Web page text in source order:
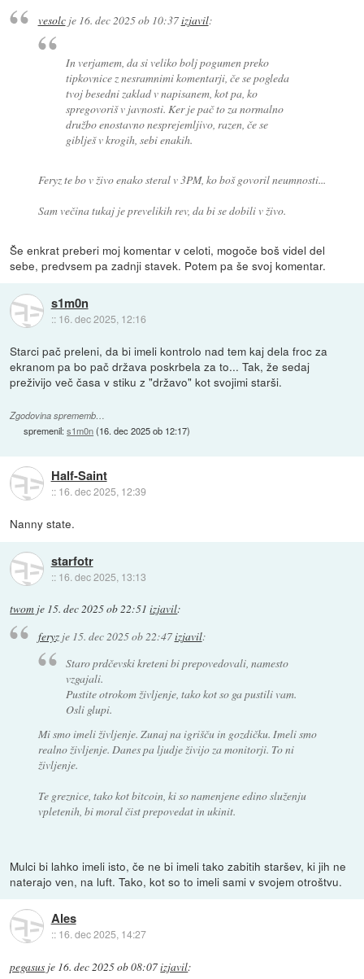
vesolcje 16. dec 2025 ob 10:37izjavil:
In verjamem, da si veliko bolj pogumen preko
tipkovnice z nesramnimi komentarji, če se pogleda
tvoj besedni zaklad v napisanem, kot pa, ko
spregovoriš v javnosti. Ker je pač to za normalno
družbo enostavno nesprejemljivo, razen, če se
giblješ v krogih, sebi enakih.
Feryz te bo v živo enako steral v 3PM, ko boš govoril neumnosti...
Sam večina tukaj je prevelikih rev, da bi se dobili v živo.
Še enkrat preberi moj komentar v celoti, mogoče boš videl del
sebe, predvsem pa zadnji stavek. Potem pa še svoj komentar.
s1m0n
:: 16. dec 2025, 12:16
Starci pač preleni, da bi imeli kontrolo nad tem kaj dela froc za
ekranom pa bo pač država poskrbela za to... Tak, že sedaj
preživijo več časa v stiku z "državo" kot svojimi starši.
Zgodovina sprememb…
spremenil:s1m0n(16. dec 2025 ob 12:17)
Half-Saint
:: 16. dec 2025, 12:39
Nanny state.
starfotr
:: 16. dec 2025, 13:13
twom je 15. dec 2025 ob 22:51 izjavil:
feryzje 15. dec 2025 ob 22:47izjavil:
Staro prdčevski kreteni bi prepovedovali, namesto
vzgajali.
Pustite otrokom življenje, tako kot so ga pustili vam.
Osli glupi.
Mi smo imeli življenje. Zunaj na igrišču in gozdičku. Imeli smo
realno življenje. Danes pa ljudje živijo za monitorji. To ni
življenje.
Te greznice, tako kot bitcoin, ki so namenjene edino služenju
vpletenih, bi moral čist prepovedat in ukinit.
Mulci bi lahko imeli isto, če ne bi imeli tako zabitih staršev, ki jih ne
naterajo ven, na luft. Tako, kot so to imeli sami v svojem otroštvu.
Ales
:: 16. dec 2025, 14:27
pegasus je 16. dec 2025 ob 08:07izjavil: